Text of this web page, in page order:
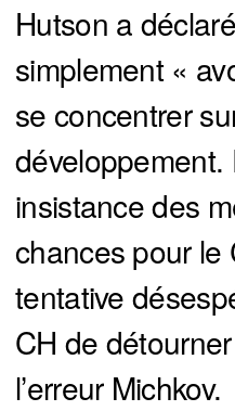
Hutson a
simplement «
se concentrer
insistance des
chances pour le
tentative
CH de
l’erreur Michkov.